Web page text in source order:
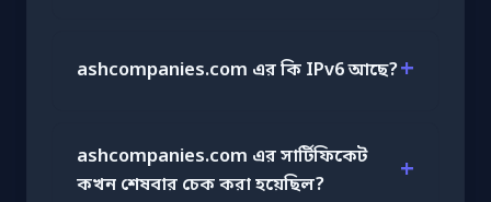
ashcompanies.com এর কি IPv6 আছে?
ashcompanies.com এর সার্টিফিকেট
কখন শেষবার চেক করা হয়েছিল?